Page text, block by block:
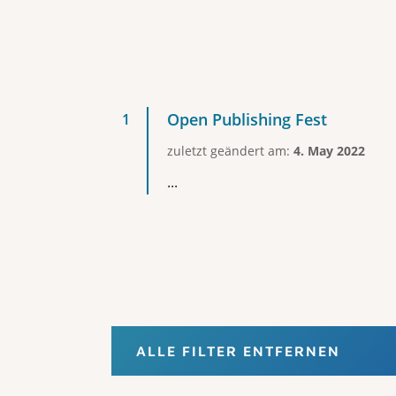
Open Publishing Fest
zuletzt geändert am: 4. May 2022
...
ALLE FILTER ENTFERNEN